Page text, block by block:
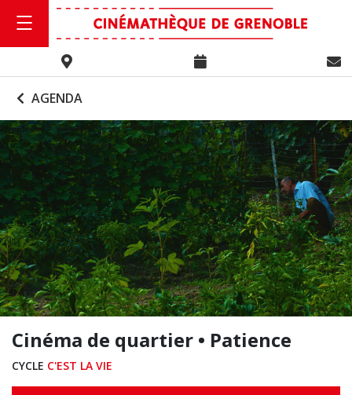
AGENDA
Cinéma de quartier • Patience
CYCLE C'EST LA VIE